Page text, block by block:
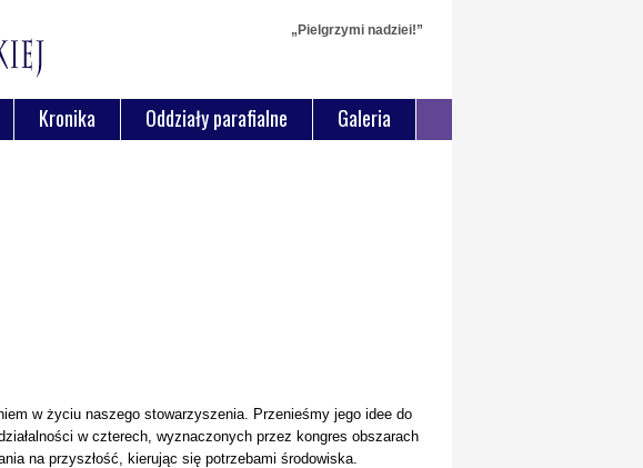
„Pielgrzymi nadziei!”
Kronika Oddziały parafialne Galeria
w życiu naszego stowarzyszenia. Przenieśmy jego idee do
w czterech, wyznaczonych przez kongres obszarach
na przyszłość, kierując się potrzebami środowiska.